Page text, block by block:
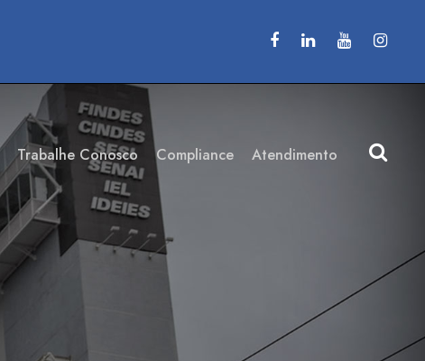
Trabalhe Conosco Compliance Atendimento